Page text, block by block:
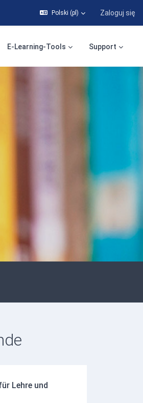
Polski ‎(pl)‎ Zaloguj się
E-Learning-Tools Support
Lehre und